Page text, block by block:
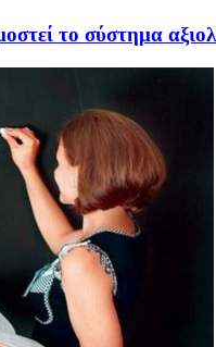
το σύστημα